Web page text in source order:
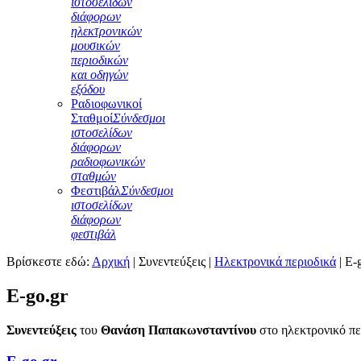
διάφορων
ηλεκτρονικών
μουσικών
περιοδικών
και οδηγών
εξόδου
Ραδιοφωνικοί
ΣταθμοίΣύνδεσμοι
ιστοσελίδων
διάφορων
ραδιοφωνικών
σταθμών
ΦεστιβάλΣύνδεσμοι
ιστοσελίδων
διάφορων
φεστιβάλ
Βρίσκεστε εδώ: Αρχική | Συνεντεύξεις | Ηλεκτρονικά περιοδικά | E-
E-go.gr
Συνεντεύξεις του Θανάση Παπακωνσταντίνου στο ηλεκτρονικό